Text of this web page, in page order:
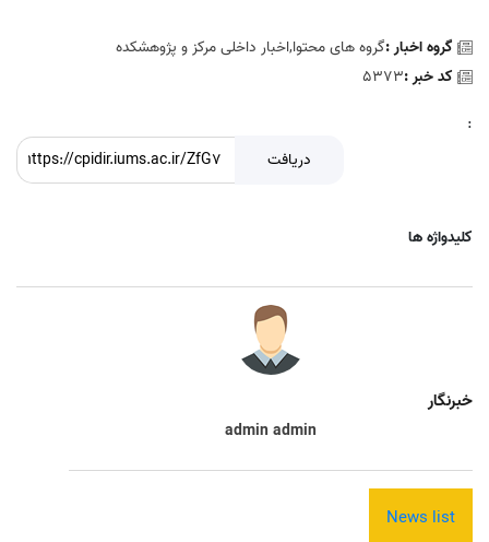
گروه اخبار :گروه های محتوا,اخبار داخلی مرکز و پژوهشکده
کد خبر :5373
:
دریافت
کلیدواژه ها
خبرنگار
admin admin
News list